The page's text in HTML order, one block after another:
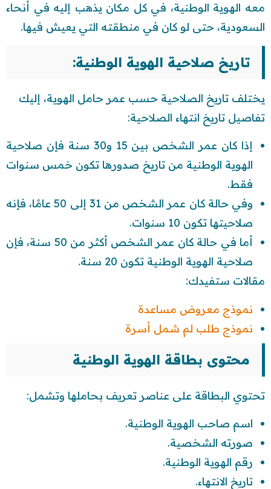
معه الهوية الوطنية، في كل مكان يذهب إليه في أنحاء
السعودية، حتى لو كان في منطقته التي يعيش فيها.
تاريخ صلاحية الهوية الوطنية:
يختلف تاريخ الصلاحية حسب عمر حامل الهوية، إليك
تفاصيل تاريخ انتهاء الصلاحية:
إذا كان عمر الشخص بين 15 و30 سنة فإن صلاحية
الهوية الوطنية من تاريخ صدورها تكون خمس سنوات
فقط.
وفي حالة كان عمر الشخص من 31 إلى 50 عامًا، فإنه
صلاحيتها تكون 10 سنوات.
أما في حالة كان عمر الشخص أكثر من 50 سنة، فإن
صلاحية الهوية الوطنية تكون 20 سنة.
مقالات ستفيدك:
نموذج معروض مساعدة
نموذج طلب لم شمل أسرة
محتوى بطاقة الهوية الوطنية
تحتوي البطاقة على عناصر تعريف بحاملها وتشمل:
اسم صاحب الهوية الوطنية.
صورته الشخصية.
رقم الهوية الوطنية.
تاريخ الانتهاء.